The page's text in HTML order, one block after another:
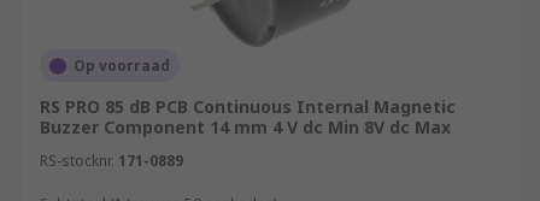
Op voorraad
RS PRO 85 dB PCB Continuous Internal Magnetic
Buzzer Component 14 mm 4 V dc Min 8V dc Max
RS-stocknr. 171-0889